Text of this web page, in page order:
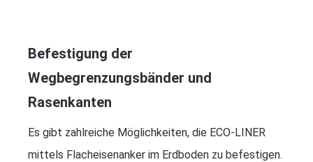
Befestigung der
Wegbegrenzungsbänder und
Rasenkanten
Es gibt zahlreiche Möglichkeiten, die ECO-LINER
mittels Flacheisenanker im Erdboden zu befestigen.